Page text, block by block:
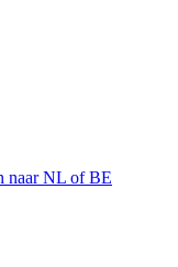
naar NL of BE